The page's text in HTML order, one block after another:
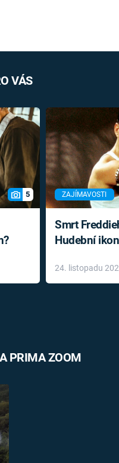
VÁS
5 ZAJÍMAVOSTI
Smrt
Hudební
léky
24. listopadu
PRIMA ZOOM